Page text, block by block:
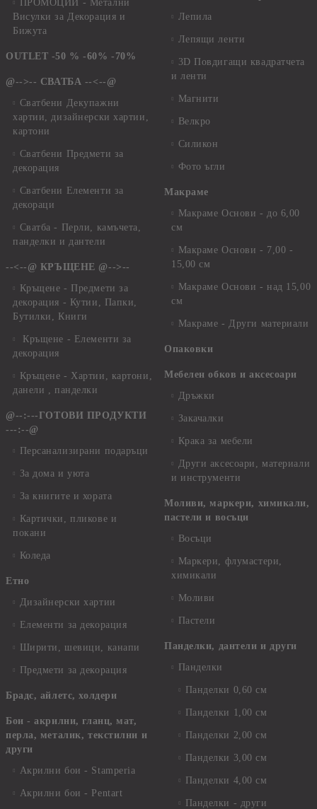
ПРОМОЦИИ - Метални
Висулки за Декорация и
Бижута
OUTLET -50 % -60% -70%
@-->-- СВАТБА --<--@
Сватбени Декупажни
хартии, дизайнерски хартии,
картони
Сватбени Предмети за
декорация
Сватбени Елементи за
декораци
Сватба - Перли, камъчета,
панделки и дантели
--<--@ КРЪЩЕНЕ @-->--
Кръщене - Предмети за
декорация - Кутии, Папки,
Бутилки, Книги
Кръщене - Елементи за
декорация
Кръщене - Хартии, картони,
данели , панделки
@--:---ГОТОВИ ПРОДУКТИ
---:--@
Персанализирани подаръци
За дома и уюта
За книгите и хората
Картички, пликове и
покани
Коледа
Етно
Дизайнерски хартии
Елементи за декорация
Ширити, шевици, канапи
Предмети за декорация
Брадс, айлетс, холдери
Бои - акрилни, гланц, мат,
перла, металик, текстилни и
други
Акрилни бои - Stamperia
Акрилни бои - Pentart
Лепила
Лепящи ленти
3D Повдигащи квадратчета
и ленти
Магнити
Велкро
Силикон
Фото ъгли
Макраме
Макраме Основи - до 6,00
см
Макраме Основи - 7,00 -
15,00 см
Макраме Основи - над 15,00
см
Макраме - Други материали
Опаковки
Мебелен обков и аксесоари
Дръжки
Закачалки
Крака за мебели
Други аксесоари, материали
и инструменти
Моливи, маркери, химикали,
пастели и восъци
Восъци
Маркери, флумастери,
химикали
Моливи
Пастели
Панделки, дантели и други
Панделки
Панделки 0,60 см
Панделки 1,00 см
Панделки 2,00 см
Панделки 3,00 см
Панделки 4,00 см
Панделки - други